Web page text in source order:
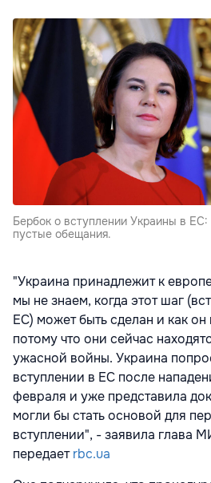
Бербок о вступлении Украины в
пустые обещания.
"Украина принадлежит к
мы не знаем, когда этот шаг
ЕС) может быть сделан и как
потому что они сейчас
ужасной войны. Украина
вступлении в ЕС после
февраля и уже представила
могли бы стать основой для
вступлении", - заявила глава
передаетrbc.ua